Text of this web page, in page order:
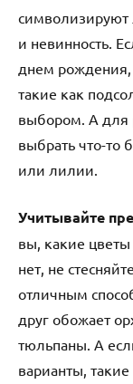
символизируют
и невинность.
днем рождения,
такие как
выбором. А для
выбрать что-то
или лилии.
Учитывайте
вы, какие
нет, не
отличным
друг обожает
тюльпаны. А
варианты,